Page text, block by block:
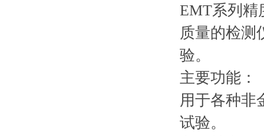
EMT系列精
质量的检测
验。
主要功能：
用于各种非
试验。